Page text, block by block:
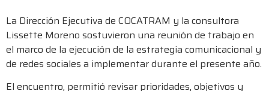
La Dirección Ejecutiva de COCATRAM y la consultora
Lissette Moreno sostuvieron una reunión de trabajo en
el marco de la ejecución de la estrategia comunicacional y
de redes sociales a implementar durante el presente año.
El encuentro, permitió revisar prioridades, objetivos y